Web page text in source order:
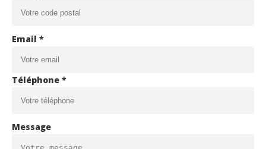
Email *
Téléphone *
Message